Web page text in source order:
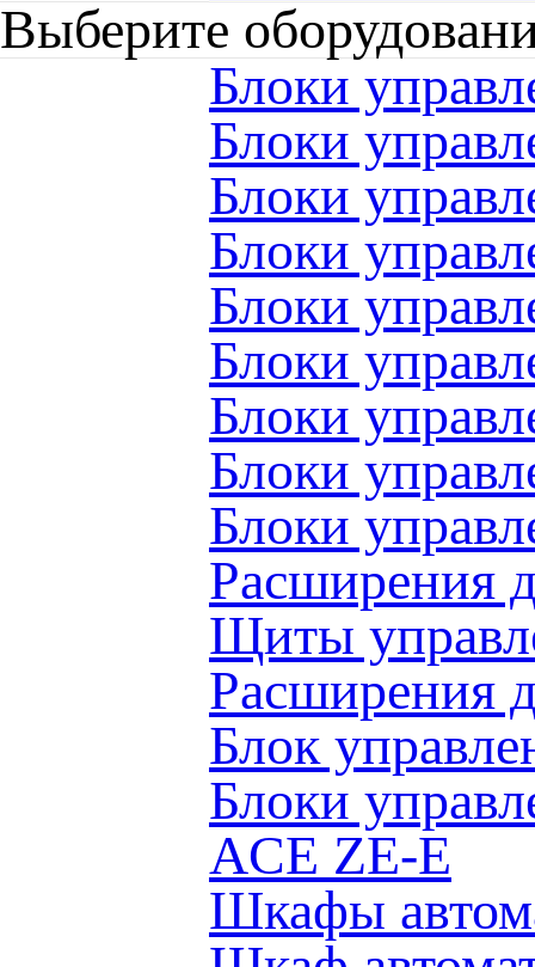
Выберите
Блоки
Блоки
Блоки
Блоки
Блоки
Блоки
Блоки
Блоки
Блоки
Расширения
Щиты
Расширения
Блок
Блоки
ACE ZE-E
Шкафы